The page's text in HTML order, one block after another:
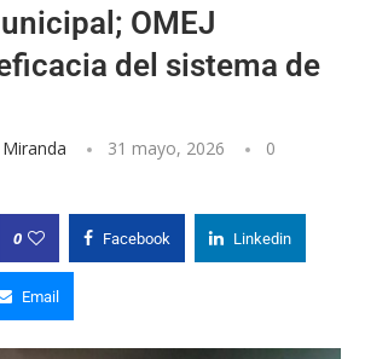
OMEJ
del sistema de
31 mayo, 2026
0
0 Facebook Linkedin
Email